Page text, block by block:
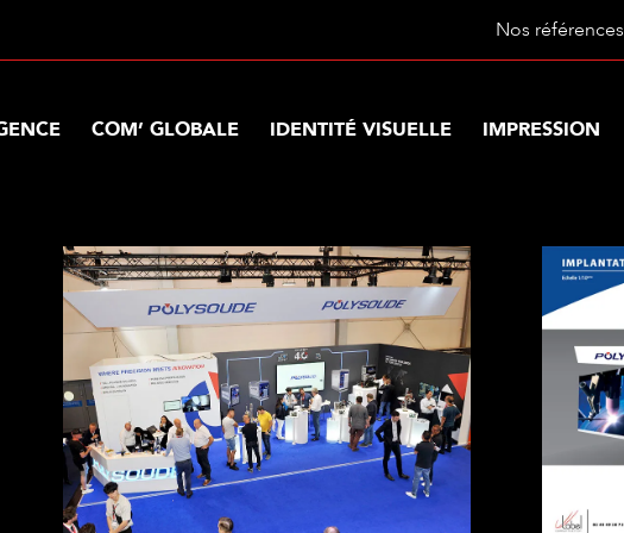
Nos références
COM’ GLOBALE IDENTITÉ VISUELLE IMPRESSION